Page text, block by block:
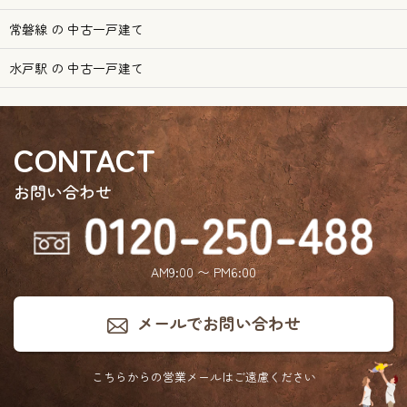
常磐線 の 中古一戸建て
水戸駅 の 中古一戸建て
CONTACT
お問い合わせ
AM9:00 〜 PM6:00
メールでお問い合わせ
こちらからの営業メールはご遠慮ください